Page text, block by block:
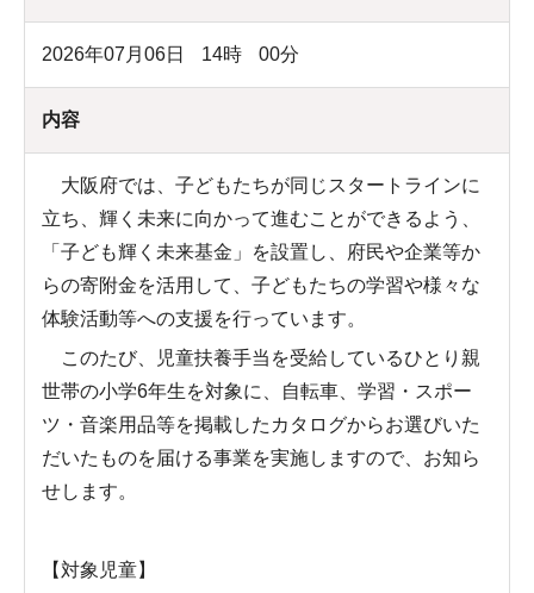
2026年07月06日 14時 00分
内容
大阪府では、子どもたちが同じスタートラインに
立ち、輝く未来に向かって進むことができるよう、
「子ども輝く未来基金」を設置し、府民や企業等か
らの寄附金を活用して、子どもたちの学習や様々な
体験活動等への支援を行っています。
このたび、児童扶養手当を受給しているひとり親
世帯の小学6年生を対象に、自転車、学習・スポー
ツ・音楽用品等を掲載したカタログからお選びいた
だいたものを届ける事業を実施しますので、お知ら
せします。
【対象児童】